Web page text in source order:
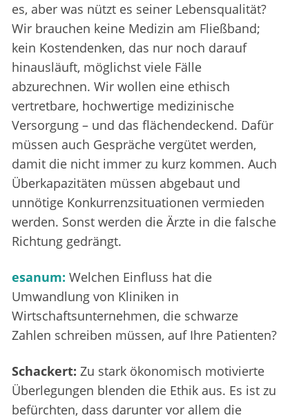
es, aber was nützt es seiner Lebensqualität?
Wir brauchen keine Medizin am Fließband;
kein Kostendenken, das nur noch darauf
hinausläuft, möglichst viele Fälle
abzurechnen. Wir wollen eine ethisch
vertretbare, hochwertige medizinische
Versorgung – und das flächendeckend. Dafür
müssen auch Gespräche vergütet werden,
damit die nicht immer zu kurz kommen. Auch
Überkapazitäten müssen abgebaut und
unnötige Konkurrenzsituationen vermieden
werden. Sonst werden die Ärzte in die falsche
Richtung gedrängt.
esanum: Welchen Einfluss hat die
Umwandlung von Kliniken in
Wirtschaftsunternehmen, die schwarze
Zahlen schreiben müssen, auf Ihre Patienten?
Schackert: Zu stark ökonomisch motivierte
Überlegungen blenden die Ethik aus. Es ist zu
befürchten, dass darunter vor allem die